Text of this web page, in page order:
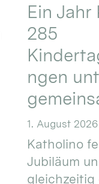
Ein Jahr
285
ngen
1. August 2026
Katholino
Jubiläum
gleichzeitig